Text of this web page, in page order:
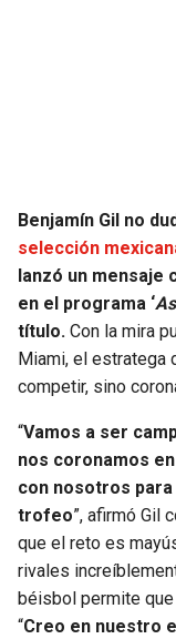
Benjamín Gil no
selección
lanzó un
en el programa ‘
título. Con la mira
Miami, el estratega
competir, sino
“Vamos a ser
nos coronamos
con nosotros
trofeo”, afirmó Gil
que el reto es
rivales
béisbol permite
“Creo en nuestro